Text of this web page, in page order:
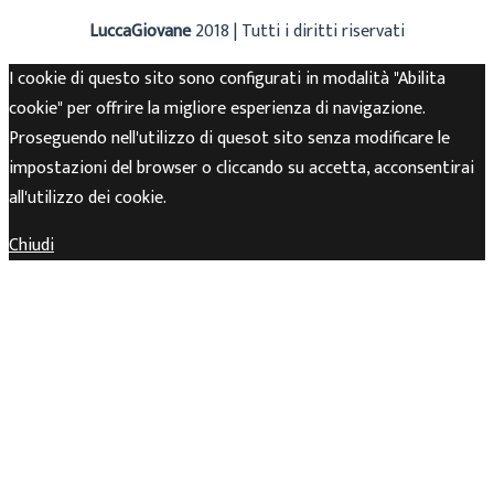
LuccaGiovane2018 | Tutti i diritti riservati
I cookie di questo sito sono configurati in modalità "Abilita
cookie" per offrire la migliore esperienza di navigazione.
Proseguendo nell'utilizzo di quesot sito senza modificare le
impostazioni del browser o cliccando su accetta, acconsentirai
all'utilizzo dei cookie.
Chiudi